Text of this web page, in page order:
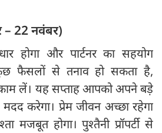
22 नवंबर)
होगा और पार्टनर का सहयोग
कुछ फैसलों से तनाव हो सकता है,
लें। यह सप्ताह आपको अपने बड़े
करेगा। प्रेम जीवन अच्छा रहेगा
मजबूत होगा। पुश्तैनी प्रॉपर्टी से